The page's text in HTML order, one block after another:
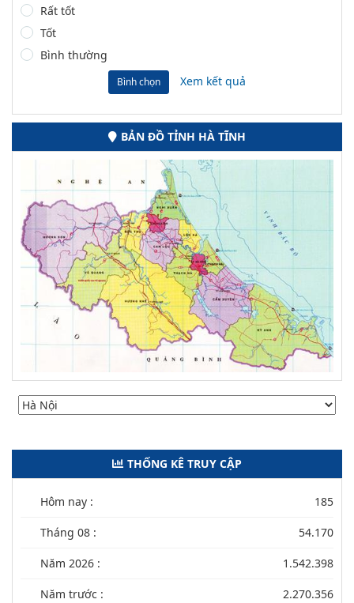
Rất tốt
Tốt
Bình thường
Bình chọn Xem kết quả
BẢN ĐỒ TỈNH HÀ TĨNH
THỐNG KÊ TRUY CẬP
Hôm nay : 185
Tháng 08 : 54.170
Năm 2026 : 1.542.398
Năm trước : 2.270.356